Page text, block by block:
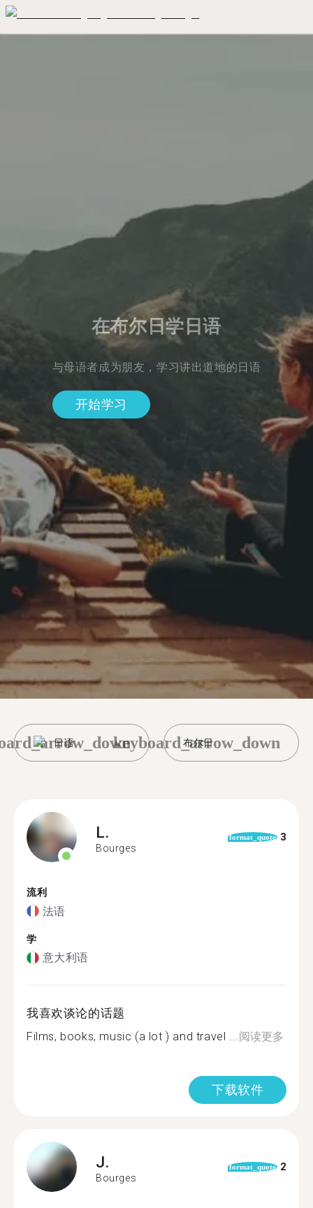
在布尔日学日语
与母语者成为朋友，学习讲出道地的日语
开始学习
日语 布尔日
keyboard_arrow_down
L.
Bourges
format_quote 3
流利
法语
学
意大利语
我喜欢谈论的话题
Films, books, music (a lot ) and travel ...阅读更多
下载软件
J.
Bourges
format_quote 2